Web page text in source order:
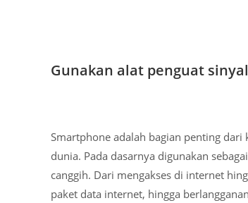
Gunakan alat penguat
Smartphone adalah bagian penting
dunia. Pada dasarnya digunakan
canggih. Dari mengakses di internet
paket data internet, hingga